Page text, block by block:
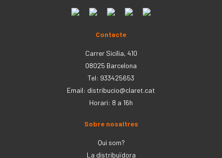
Contacte
Carrer Sicília, 410
08025 Barcelona
Tel: 933425653
Email: distribucio@claret.cat
Horari: 8 a 16h
Sobre nosaltres
Qui som?
La distribuïdora